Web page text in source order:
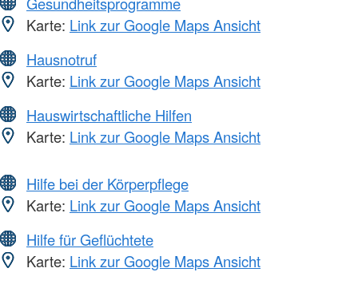
Karte: Link zur Google Maps Ansicht
Hausnotruf
Karte: Link zur Google Maps Ansicht
Hauswirtschaftliche Hilfen
Karte: Link zur Google Maps Ansicht
Hilfe bei der Körperpflege
Karte: Link zur Google Maps Ansicht
Hilfe für Geflüchtete
Karte: Link zur Google Maps Ansicht